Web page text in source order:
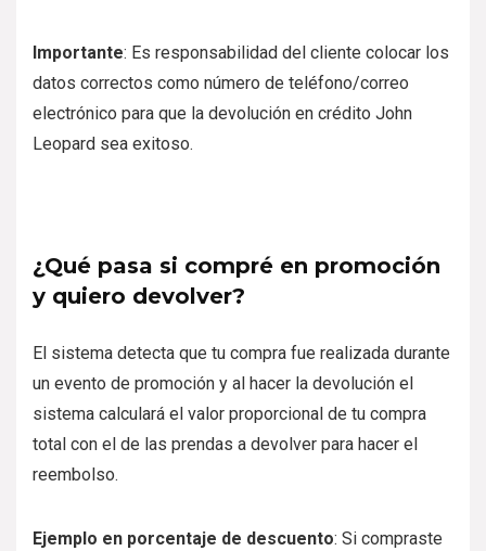
Importante: Es responsabilidad del cliente colocar los
datos correctos como número de teléfono/correo
electrónico para que la devolución en crédito John
Leopard sea exitoso.
¿Qué pasa si compré en promoción
y quiero devolver?
El sistema detecta que tu compra fue realizada durante
un evento de promoción y al hacer la devolución el
sistema calculará el valor proporcional de tu compra
total con el de las prendas a devolver para hacer el
reembolso.
Ejemplo en porcentaje de descuento: Si compraste